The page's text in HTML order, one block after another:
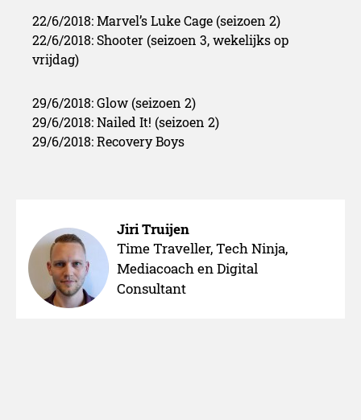
22/6/2018: Marvel’s Luke Cage (seizoen 2)
22/6/2018: Shooter (seizoen 3, wekelijks op
vrijdag)
29/6/2018: Glow (seizoen 2)
29/6/2018: Nailed It! (seizoen 2)
29/6/2018: Recovery Boys
Jiri Truijen
Time Traveller, Tech Ninja,
Mediacoach en Digital
Consultant